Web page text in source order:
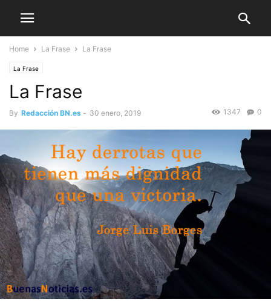
Home La Frase La Frase
La Frase
La Frase
By Redacción BN.es - 30 enero, 2019 0
1347